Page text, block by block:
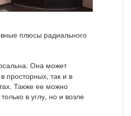
плюсы радиального
Она может
просторных, так и в
Также ее можно
в углу, но и возле